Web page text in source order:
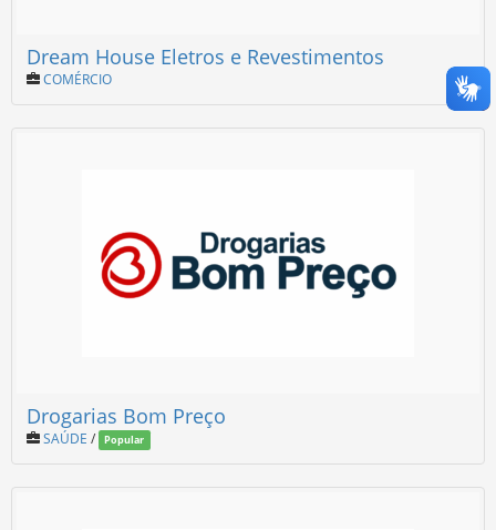
Dream House Eletros e Revestimentos
COMÉRCIO
Drogarias Bom Preço
SAÚDE / Popular